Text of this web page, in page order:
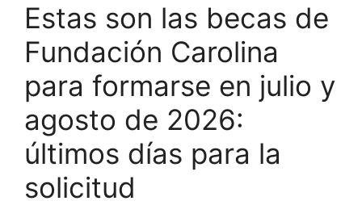
Estas son las becas de
Fundación Carolina
para formarse en julio y
agosto de 2026:
últimos días para la
solicitud